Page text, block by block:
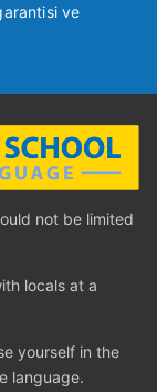
ve
not be limited
locals at a
yourself in the
language.